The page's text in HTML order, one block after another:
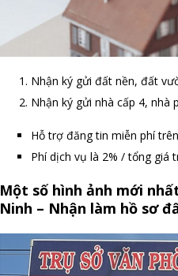
Nhận ký gửi đất nền, đất
Nhận ký gửi nhà cấp 4,
Hỗ trợ đăng tin miễn phí
Phí dịch vụ là 2% / tổng giá
Một số hình ảnh mới
Ninh – Nhận làm hồ sơ